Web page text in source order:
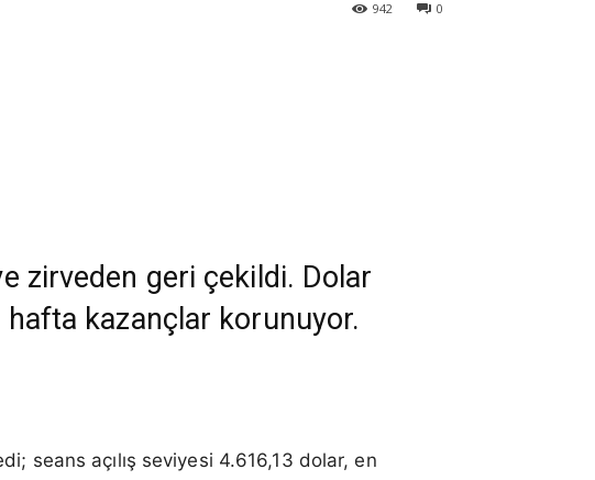
0
942
zirveden geri çekildi. Dolar
kazançlar korunuyor.
seans açılış seviyesi 4.616,13 dolar, en